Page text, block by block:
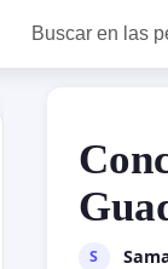
Buscar en las
S